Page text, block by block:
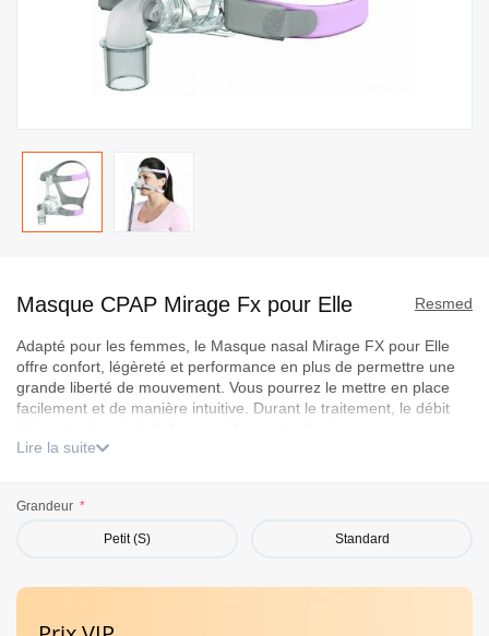
début
la
Galerie
d’images
Resmed
Masque CPAP Mirage Fx pour Elle
Adapté pour les femmes, le Masque nasal Mirage FX pour Elle
offre confort, légèreté et performance en plus de permettre une
grande liberté de mouvement. Vous pourrez le mettre en place
facilement et de manière intuitive. Durant le traitement, le débit
nosTermes et Conditions
Lire la suite
Grandeur
Petit (S) Standard